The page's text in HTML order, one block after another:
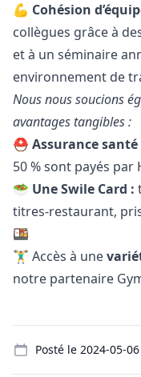
💪 Cohésion
collègues grâce à
et à un séminaire
environnement de
Nous nous soucions
avantages tangibles :
⛑️ Assurance santé
50 % sont payés par
🥗 Une Swile Card :
titres-restaurant,
🍱
🏋️‍♂️ Accès à une
notre partenaire
Posté le 2024-05-06